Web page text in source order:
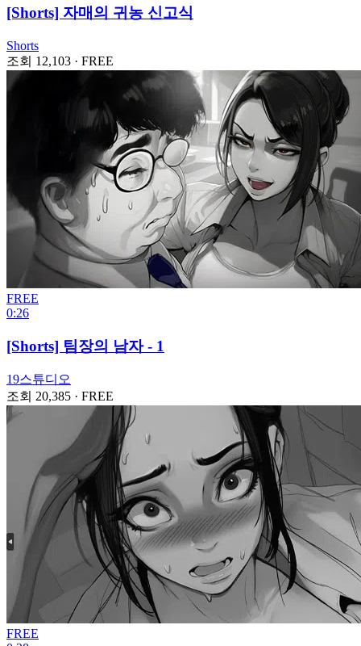
[Shorts] 자매의 귀농 신고식
Shorts
조회 12,103 · FREE
FREE
0:26
[Shorts] 팀장의 남자 - 1
19스튜디오
조회 20,385 · FREE
FREE